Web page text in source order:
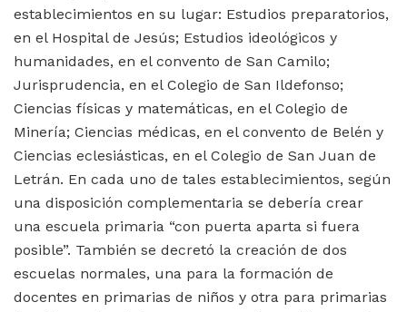
establecimientos en su lugar: Estudios preparatorios,
en el Hospital de Jesús; Estudios ideológicos y
humanidades, en el convento de San Camilo;
Jurisprudencia, en el Colegio de San Ildefonso;
Ciencias físicas y matemáticas, en el Colegio de
Minería; Ciencias médicas, en el convento de Belén y
Ciencias eclesiásticas, en el Colegio de San Juan de
Letrán. En cada uno de tales establecimientos, según
una disposición complementaria se debería crear
una escuela primaria “con puerta aparta si fuera
posible”. También se decretó la creación de dos
escuelas normales, una para la formación de
docentes en primarias de niños y otra para primarias